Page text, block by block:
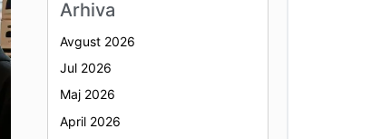
Arhiva
Avgust 2026
Jul 2026
Maj 2026
April 2026